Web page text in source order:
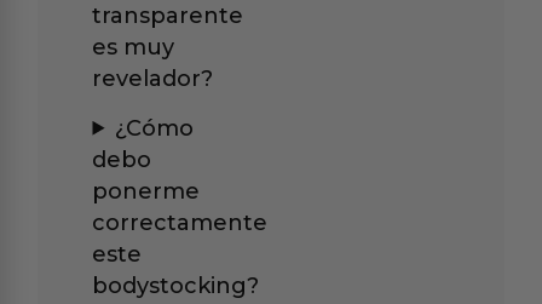
transparente
es muy
revelador?
¿Cómo
debo
ponerme
correctamente
este
bodystocking?